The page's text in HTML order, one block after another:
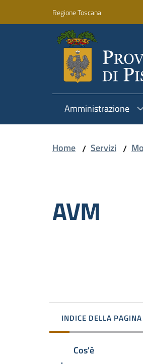
Vai al contenuto
Vai alla navigazione
Regione Toscana
Amministrazione
Home / Servizi /
AVM
INDICE DELLA PAGINA
Cos'è